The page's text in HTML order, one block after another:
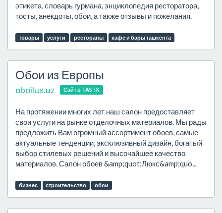
этикета, словарь гурмана, энциклопедия ресторатора,
тосты, анекдоты, обои, а также отзывы и пожелания.
товары услуги рестораны кафе и бары ташкента
Обои из Европы
oboilux.uz Сайт в TAS-IX
На протяжении многих лет наш салон предоставляет
свои услуги на рынке отделочных материалов. Мы рады
предложить Вам огромный ассортимент обоев, самые
актуальные тенденции, эксклюзивный дизайн, богатый
выбор стилевых решений и высочайшее качество
материалов. Салон обоев &amp;quot;Люкс&amp;quo...
бизнес строительство обои